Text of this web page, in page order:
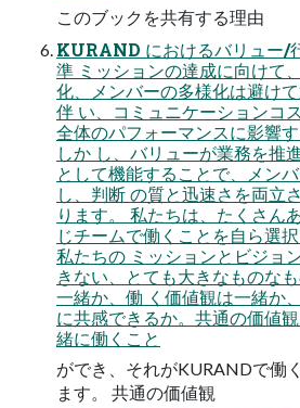
このブックを共有する理由
KURAND におけるバリュー/
準 ミッションの達成に向けて
化、メンバーの多様化は避け
伴 い、コミュニケーションコ
全体のパフォーマンスに影響す
しか し、バリューが業務を推
として機能することで、メン
し、判断 の質と迅速さを両立
ります。 私たちは、たくさん
じチームで働くことを自ら選
私たちの ミッションとビジョ
きない、とても大きなものな
一緒か、働 く価値観は一緒か
に共感できるか。共通の価値
緒に働くこと
ができ、それがKURANDで働
ます。 共通の価値観